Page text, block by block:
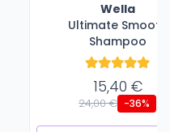
Wella
Ultimate Smooth
Shampoo
15,40 €
24,00 € -36%